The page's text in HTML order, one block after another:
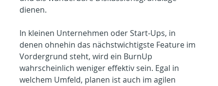
dienen.
In kleinen Unternehmen oder Start-Ups, in
denen ohnehin das nächstwichtigste Feature im
Vordergrund steht, wird ein BurnUp
wahrscheinlich weniger effektiv sein. Egal in
welchem Umfeld, planen ist auch im agilen